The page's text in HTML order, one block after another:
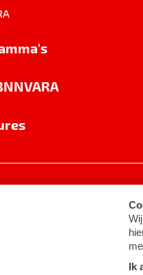
Cookie-instellingen